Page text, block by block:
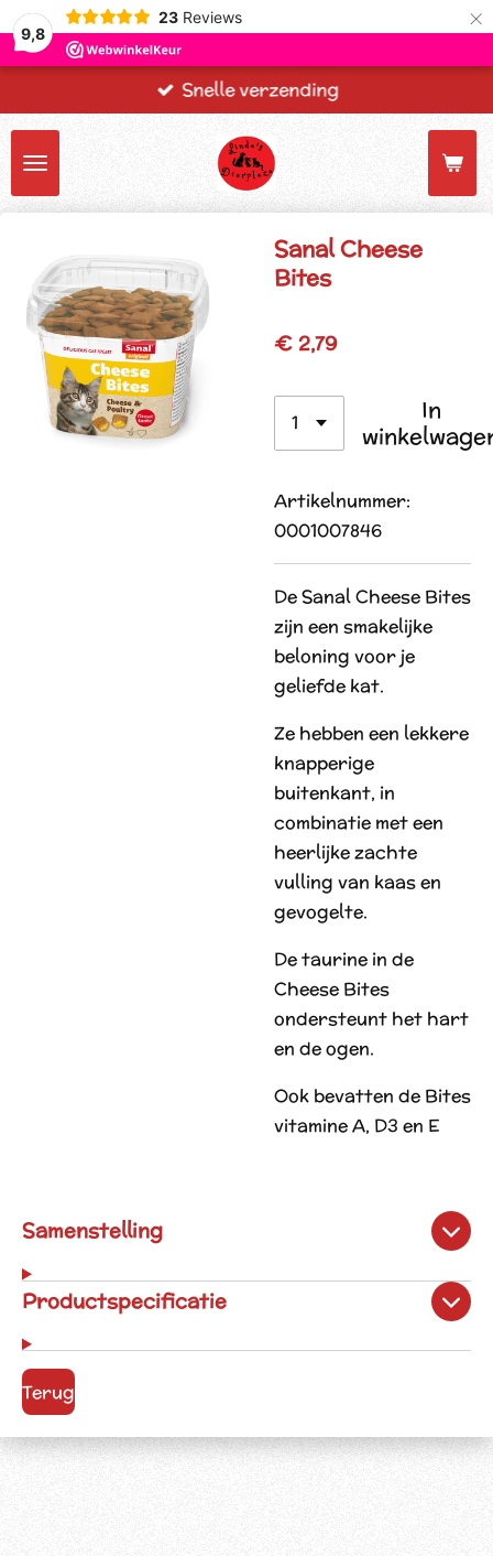
9,8
23 Reviews ×
Snelle verzending
Sanal Cheese
Bites
€ 2,79
In
Artikelnummer:
0001007846
De Sanal Cheese Bites
zijn een smakelijke
beloning voor je
geliefde kat.
Ze hebben een lekkere
knapperige
buitenkant, in
combinatie met een
heerlijke zachte
vulling van kaas en
gevogelte.
De taurine in de
Cheese Bites
ondersteunt het hart
en de ogen.
Ook bevatten de Bites
vitamine A, D3 en E
Samenstelling
Productspecificatie
Terug